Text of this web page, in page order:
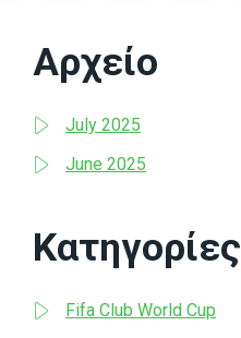
Αρχείο
July 2025
June 2025
Κατηγορίες
Fifa Club World Cup